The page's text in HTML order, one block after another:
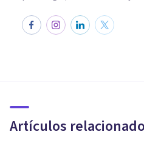
Artículos
por alcanzar el